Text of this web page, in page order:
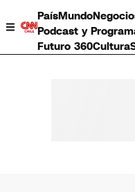
PaísMundo
Podcast y
Futuro 360Cultura